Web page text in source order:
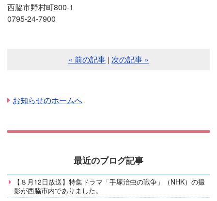
西脇市野村町800-1
0795-24-7900
« 前の記事 | 次の記事 »
お知らせのホームへ
最近のブログ記事
【８月12日放送】特集ドラマ「手塚治虫の戦争」（NHK）の撮
影が西脇市内でありました。